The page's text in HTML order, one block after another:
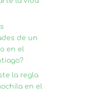
de un
en el
la regla
en el